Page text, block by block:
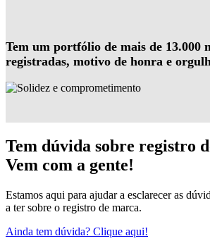
Tem um portfólio de mais de 13.000
registradas, motivo de honra e
Tem dúvida sobre registro
Vem com a gente!
Estamos aqui para ajudar a esclarecer as
a ter sobre o registro de marca.
Ainda tem dúvida? Clique aqui!